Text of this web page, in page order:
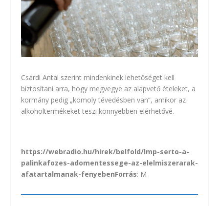
Csárdi Antal szerint mindenkinek lehetőséget kell
biztosítani arra, hogy megvegye az alapvető ételeket, a
kormány pedig „komoly tévedésben van”, amikor az
alkoholtermékeket teszi könnyebben elérhetővé.
https://webradio.hu/hirek/belfold/lmp-serto-a-
palinkafozes-adomentessege-az-elelmiszerarak-
afatartalmanak-fenyebenForrás: M